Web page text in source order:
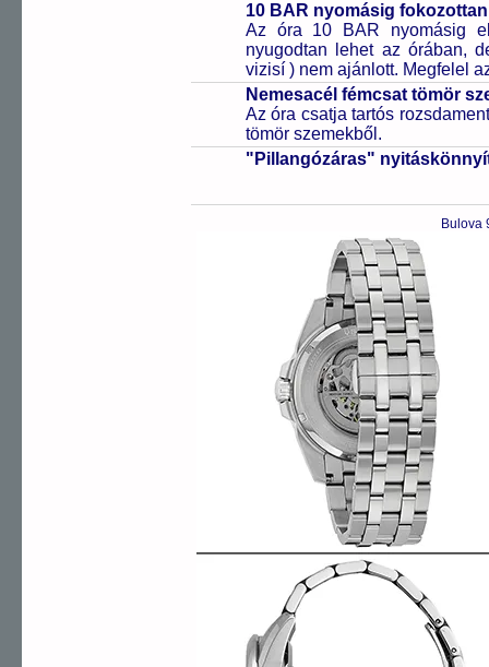
10 BAR nyomásig
Az óra 10 BAR nyomásig
nyugodtan lehet az órában,
vizisí ) nem ajánlott. Megfelel
Nemesacél fémcsat tömör
Az óra csatja tartós
tömör szemekből.
"Pillangózáras"
Bulova